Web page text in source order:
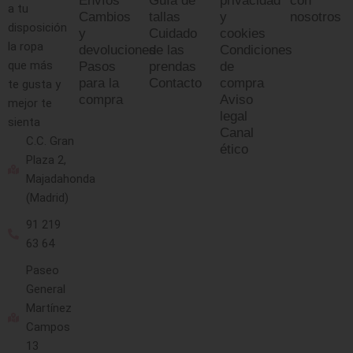
a tu
disposición
la ropa
que más
te gusta y
mejor te
sienta
C.C. Gran
Plaza 2,
Majadahonda
(Madrid)
91 219
63 64
Paseo
General
Martínez
Campos
13
Cambios
y
devoluciones
Pasos
para la
compra
tallas
Cuidado
de las
prendas
Contacto
y
cookies
Condiciones
de
compra
Aviso
legal
Canal
ético
nosotros